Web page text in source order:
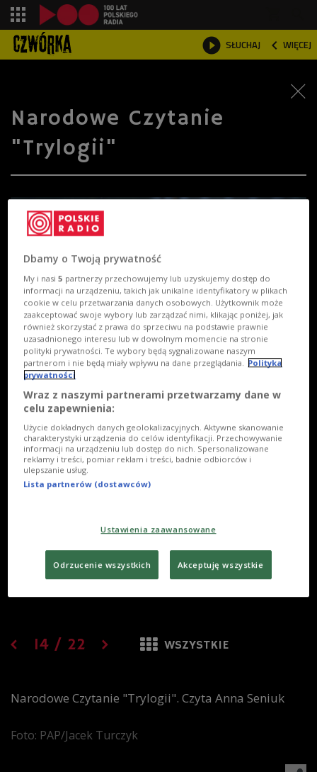
 SŁUCHAJ  WIĘCEJ

Narodowe Czytanie
"Trylogii"
14 / 22 WSZYSTKIE
Narodowe Czytanie "Trylogii". Czyta Anna Seniuk
Foto: PAP/Jacek Turczyk
Dbamy o Twoją prywatność
My i nasi5 partnerzy przechowujemy lub uzyskujemy dostęp do
informacji na urządzeniu, takich jak unikalne identyfikatory w plikach
cookie w celu przetwarzania danych osobowych. Użytkownik może
zaakceptować swoje wybory lub zarządzać nimi, klikając poniżej, jak
również skorzystać z prawa do sprzeciwu na podstawie prawnie
uzasadnionego interesu lub w dowolnym momencie na stronie
polityki prywatności. Te wybory będą sygnalizowane naszym
partnerom i nie będą miały wpływu na dane przeglądania. Polityka
prywatności
Wraz z naszymi partnerami przetwarzamy dane w
celu zapewnienia:
Użycie dokładnych danych geolokalizacyjnych. Aktywne skanowanie
charakterystyki urządzenia do celów identyfikacji. Przechowywanie
informacji na urządzeniu lub dostęp do nich. Spersonalizowane
reklamy i treści, pomiar reklam i treści, badnie odbiorców i
ulepszanie usług.
Lista partnerów (dostawców)
Ustawienia zaawansowane
Odrzucenie wszystkich Akceptuję wszystkie